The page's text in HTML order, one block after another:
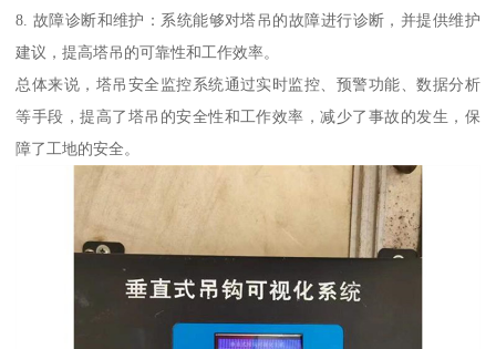
8. 故障诊断和维护：系统能够对塔吊的故障进行诊断，并提供维护
建议，提高塔吊的可靠性和工作效率。
总体来说，塔吊安全监控系统通过实时监控、预警功能、数据分析
等手段，提高了塔吊的安全性和工作效率，减少了事故的发生，保
障了工地的安全。